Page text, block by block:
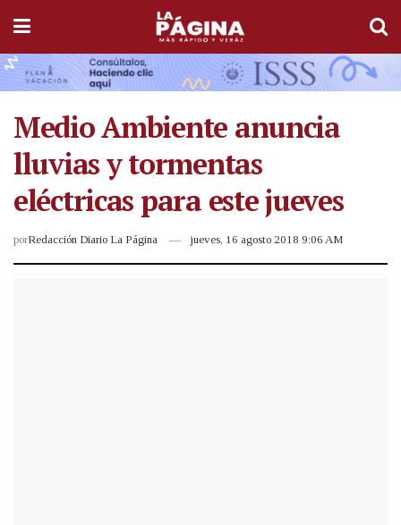
Medio Ambiente anuncia
lluvias y tormentas
eléctricas para este jueves
porRedacción Diario La Página jueves, 16 agosto 2018 9:06 AM